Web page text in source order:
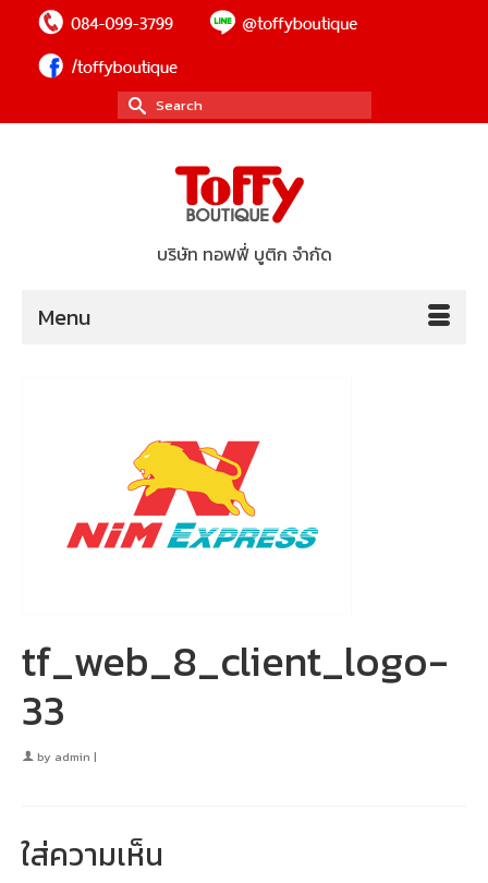
Search
for:
บริษัท ทอฟฟี่ บูติก จำกัด
Menu
tf_web_8_client_logo-
33
by admin |
ใส่ความเห็น